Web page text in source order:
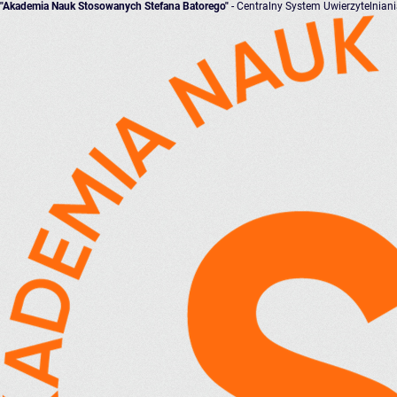
"Akademia Nauk Stosowanych Stefana Batorego" - Centralny System